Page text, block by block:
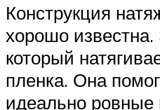
Конструкция
хорошо известна.
который
пленка. Она
идеально ровные